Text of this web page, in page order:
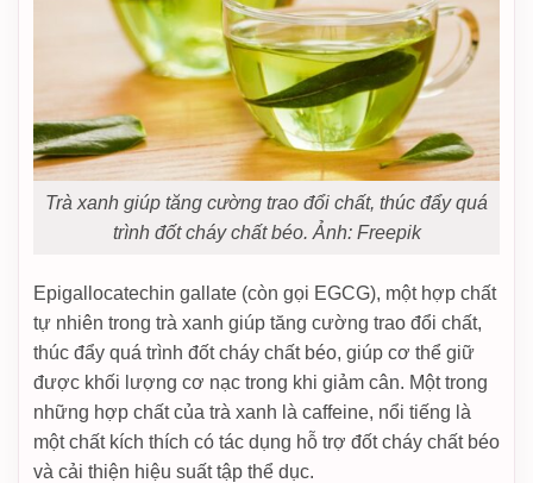
Trà xanh giúp tăng cường trao đổi chất, thúc đẩy quá
trình đốt cháy chất béo. Ảnh: Freepik
Epigallocatechin gallate (còn gọi EGCG), một hợp chất
tự nhiên trong trà xanh giúp tăng cường trao đổi chất,
thúc đẩy quá trình đốt cháy chất béo, giúp cơ thể giữ
được khối lượng cơ nạc trong khi giảm cân. Một trong
những hợp chất của trà xanh là caffeine, nổi tiếng là
một chất kích thích có tác dụng hỗ trợ đốt cháy chất béo
và cải thiện hiệu suất tập thể dục.